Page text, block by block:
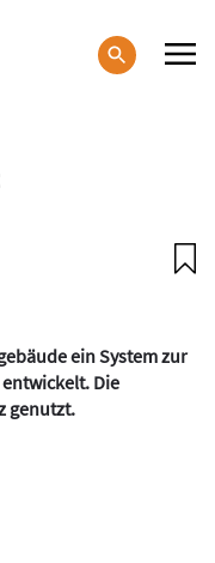
ein System zur
Die
genutzt.